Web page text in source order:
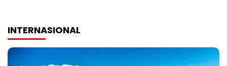
INTERNASIONAL